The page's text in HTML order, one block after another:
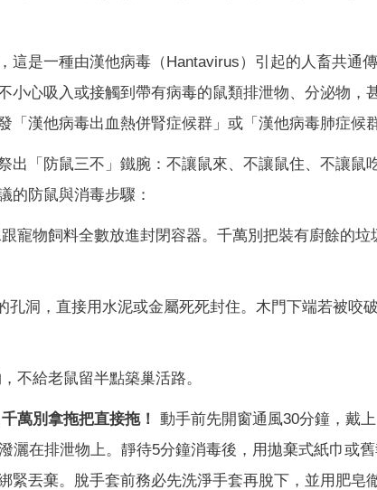
這是一種由漢他病毒（Hantavirus）引起的人畜共通
小心吸入或接觸到帶有病毒的鼠類排泄物、分泌物，
漢他病毒出血熱併腎症候群」或「漢他病毒肺症候群
出「防鼠三不」鐵腕：不讓鼠來、不讓鼠住、不讓鼠
的防鼠與消毒步驟：
寵物飼料全數放進封閉容器。千萬別把裝有廚餘的垃
孔洞，直接用水泥或金屬死死封住。木門下端若被咬
不給老鼠留半點築巢活路。
千萬別拿拖把直接拖！
動手前先開窗通風30分鐘，戴上
灑在排泄物上。靜待5分鐘消毒後，用拋棄式紙巾或
緊丟棄。脫手套前務必先洗淨手套再脫下，並用肥皂